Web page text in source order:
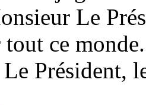
Le
ce monde.
Président,